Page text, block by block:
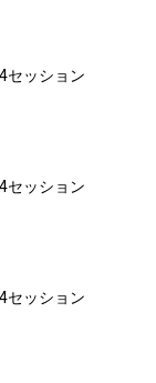
セッション
セッション
セッション